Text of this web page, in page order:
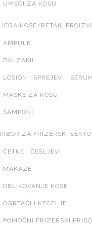
UMECI ZA KOSU
KOSE/RETAIL
AMPULE
BALZAMI
LOSIONI, SPREJEVI I
MASKE ZA KOSU
ŠAMPONI
ZA FRIZERSKI
ČETKE I ČEŠLJEVI
MAKAZE
OBLIKOVANJE KOSE
OGRTAČI I KECELJE
POMOĆNI FRIZERSKI